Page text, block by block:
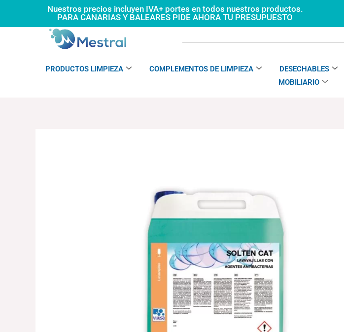
Nuestros precios incluyen IVA+ portes en todos nuestros productos.
PARA CANARIAS Y BALEARES PIDE AHORA TU PRESUPUESTO
PRODUCTOS LIMPIEZA COMPLEMENTOS DE LIMPIEZA DESECHABLES
MOBILIARIO